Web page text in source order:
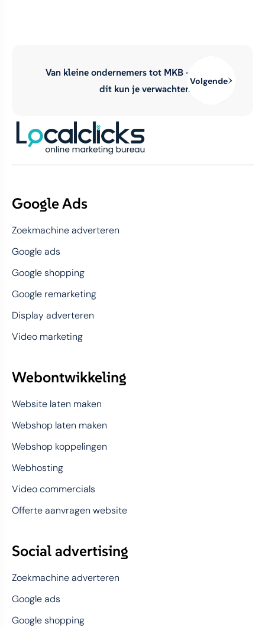
Van kleine ondernemers tot MKB –
dit kun je verwachten
Volgende
Google Ads
Zoekmachine adverteren
Google ads
Google shopping
Google remarketing
Display adverteren
Video marketing
Webontwikkeling
Website laten maken
Webshop laten maken
Webshop koppelingen
Webhosting
Video commercials
Offerte aanvragen website
Social advertising
Zoekmachine adverteren
Google ads
Google shopping